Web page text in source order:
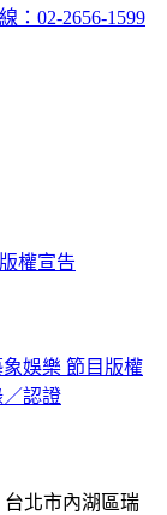
：02-2656-1599
版權宣告
象娛樂 節目版權
認證
台北市內湖區瑞